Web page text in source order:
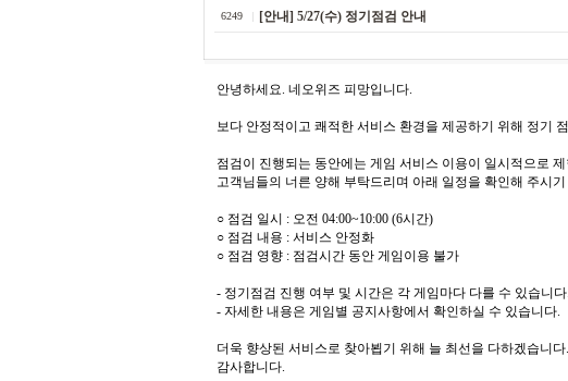
6249 [안내] 5/27(수) 정기점검 안내
안녕하세요. 네오위즈 피망입니다.
보다 안정적이고 쾌적한 서비스 환경을 제공하기 위해 정기
점검이 진행되는 동안에는 게임 서비스 이용이 일시적으로
고객님들의 너른 양해 부탁드리며 아래 일정을 확인해 주시
○ 점검 일시 : 오전 04:00~10:00 (6시간)
○ 점검 내용 : 서비스 안정화
○ 점검 영향 : 점검시간 동안 게임이용 불가
- 정기점검 진행 여부 및 시간은 각 게임마다 다를 수 있습니다.
- 자세한 내용은 게임별 공지사항에서 확인하실 수 있습니다.
더욱 향상된 서비스로 찾아뵙기 위해 늘 최선을 다하겠습니다.
감사합니다.